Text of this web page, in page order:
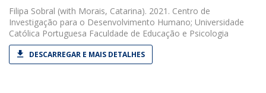
Filipa Sobral (with Morais, Catarina). 2021. Centro de
Investigação para o Desenvolvimento Humano; Universidade
Católica Portuguesa Faculdade de Educação e Psicologia
DESCARREGAR E MAIS DETALHES